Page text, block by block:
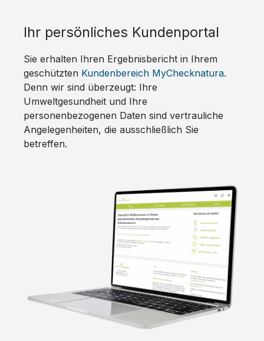
Ihr persönliches Kundenportal
Sie erhalten Ihren Ergebnisbericht in Ihrem
geschützten Kundenbereich MyChecknatura.
Denn wir sind überzeugt: Ihre
Umweltgesundheit und Ihre
personenbezogenen Daten sind vertrauliche
Angelegenheiten, die ausschließlich Sie
betreffen.